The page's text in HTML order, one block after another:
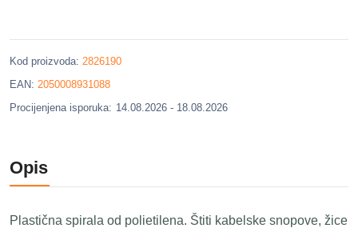
Kod proizvoda: 2826190
EAN: 2050008931088
Procijenjena isporuka: 14.08.2026 - 18.08.2026
Opis
Plastična spirala od polietilena. Štiti kabelske snopove, žice